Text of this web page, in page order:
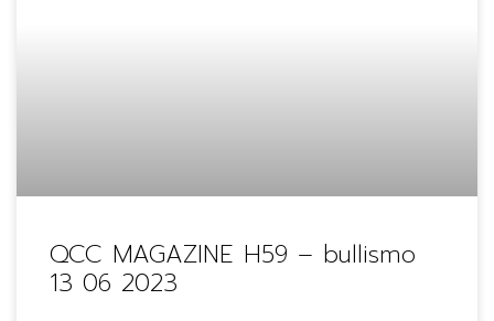
QCC MAGAZINE H59 – bullismo
13 06 2023